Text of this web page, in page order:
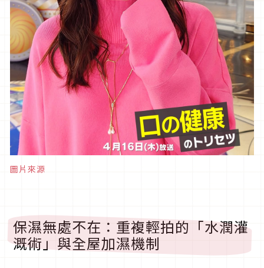
圖片來源
保濕無處不在：重複輕拍的「水潤灌
溉術」與全屋加濕機制